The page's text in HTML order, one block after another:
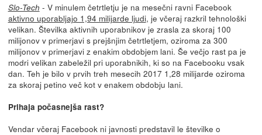
Slo-Tech - V minulem četrtletju je na mesečni ravni Facebook
aktivno uporabljajo 1,94 milijarde ljudi, je včeraj razkril tehnološki
velikan. Številka aktivnih uporabnikov je zrasla za skoraj 100
milijonov v primerjavi s prejšnjim četrtletjem, oziroma za 300
milijonov v primerjavi z enakim obdobjem lani. Še večjo rast pa je
modri velikan zabeležil pri uporabnikih, ki so na Facebooku vsak
dan. Teh je bilo v prvih treh mesecih 2017 1,28 milijarde oziroma
za skoraj petino več kot v enakem obdobju lani.
Prihaja počasnejša rast?
Vendar včeraj Facebook ni javnosti predstavil le številke o